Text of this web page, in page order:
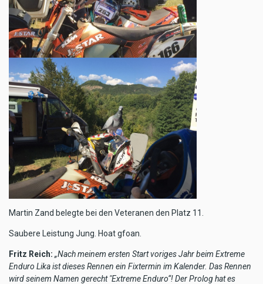
Martin Zand belegte bei den Veteranen den Platz 11.
Saubere Leistung Jung. Hoat gfoan.
Fritz Reich: „Nach meinem ersten Start voriges Jahr beim Extreme
Enduro Lika ist dieses Rennen ein Fixtermin im Kalender. Das Rennen
wird seinem Namen gerecht "Extreme Enduro“! Der Prolog hat es